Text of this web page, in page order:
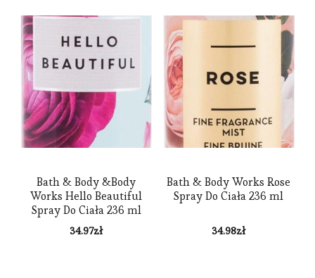
Bath & Body &Body
Works Hello Beautiful
Spray Do Ciała 236 ml
34.97zł
Bath & Body Works Rose
Spray Do Ciała 236 ml
34.98zł